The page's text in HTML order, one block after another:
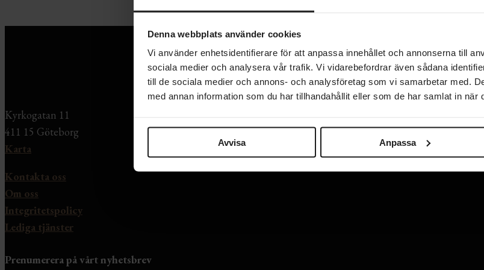
Denna webbplats använder cookies
Vi använder enhetsidentifierare för att anpassa innehållet och annonserna till
sociala medier och analysera vår trafik. Vi vidarebefordrar även sådana
till de sociala medier och annons- och analysföretag som vi samarbetar med.
med annan information som du har tillhandahållit eller som de har samlat in när
Avvisa Anpassa
Kyrkogatan 11
411 15 Göteborg
Karta
Kontakta oss
Om oss
Integritetspolicy
Lediga tjänster
Prenumerera på vårt nyhetsbrev